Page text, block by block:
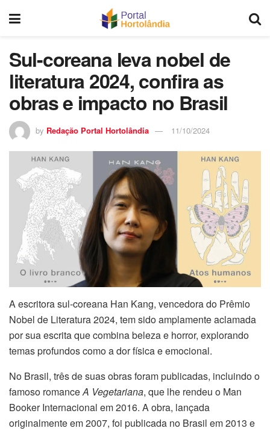
Sul-coreana leva nobel de
literatura 2024, confira as
obras e impacto no Brasil
by Redação Portal Hortolândia 11/10/2024
A escritora sul-coreana Han Kang, vencedora do Prêmio
Nobel de Literatura 2024, tem sido amplamente aclamada
por sua escrita que combina beleza e horror, explorando
temas profundos como a dor física e emocional.
No Brasil, três de suas obras foram publicadas, incluindo o
famoso romanceA Vegetariana, que lhe rendeu o Man
Booker Internacional em 2016. A obra, lançada
originalmente em 2007, foi publicada no Brasil em 2013 e